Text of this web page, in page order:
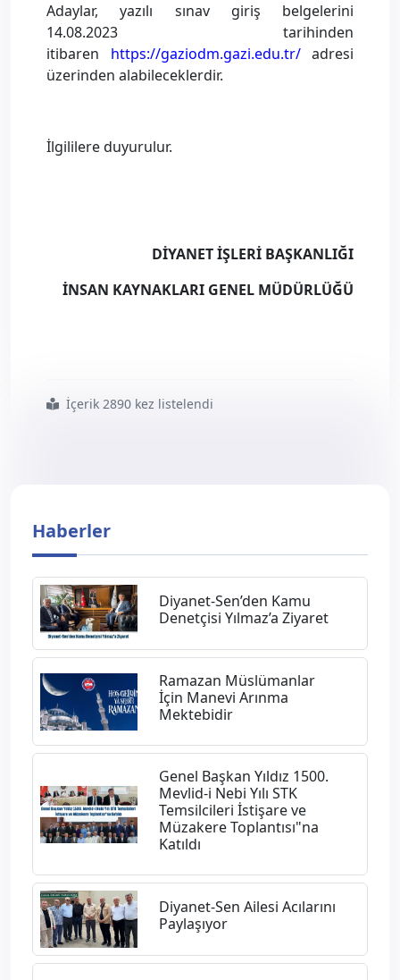
Adaylar, yazılı sınav giriş belgelerini
14.08.2023 tarihinden
itibaren https://gaziodm.gazi.edu.tr/ adresi
üzerinden alabileceklerdir.
İlgililere duyurulur.
DİYANET İŞLERİ BAŞKANLIĞI
İNSAN KAYNAKLARI GENEL MÜDÜRLÜĞÜ​
#2022
#yılı
#görevde
#yükselme
#din
#hizmetleri
#uzmanı
#sınavı nın
#yazılı
#aşamasına
#ilişkin
#duyuru
İçerik 2890 kez listelendi
Haberler
Diyanet-Sen’den Kamu
Denetçisi Yılmaz’a Ziyaret
Ramazan Müslümanlar
İçin Manevi Arınma
Mektebidir
Genel Başkan Yıldız 1500.
Mevlid-i Nebi Yılı STK
Temsilcileri İstişare ve
Müzakere Toplantısı"na
Katıldı
Diyanet-Sen Ailesi Acılarını
Paylaşıyor